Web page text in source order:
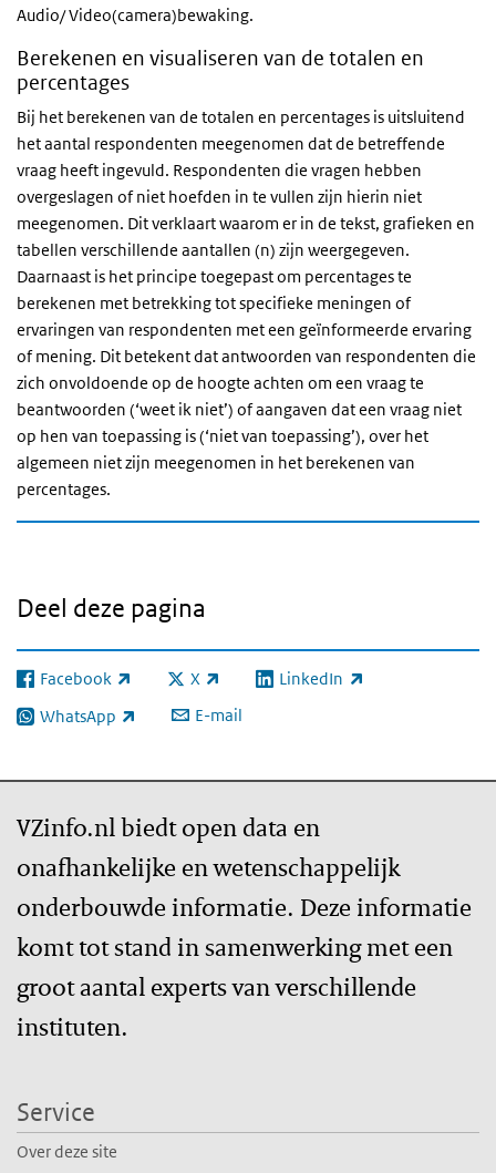
Audio/ Video(camera)bewaking.
Berekenen en visualiseren van de totalen en
percentages
Bij het berekenen van de totalen en percentages is uitsluitend
het aantal respondenten meegenomen dat de betreffende
vraag heeft ingevuld. Respondenten die vragen hebben
overgeslagen of niet hoefden in te vullen zijn hierin niet
meegenomen. Dit verklaart waarom er in de tekst, grafieken en
tabellen verschillende aantallen (n) zijn weergegeven.
Daarnaast is het principe toegepast om percentages te
berekenen met betrekking tot specifieke meningen of
ervaringen van respondenten met een geïnformeerde ervaring
of mening. Dit betekent dat antwoorden van respondenten die
zich onvoldoende op de hoogte achten om een vraag te
beantwoorden (‘weet ik niet’) of aangaven dat een vraag niet
op hen van toepassing is (‘niet van toepassing’), over het
algemeen niet zijn meegenomen in het berekenen van
percentages.
Deel deze pagina
Facebook
(externe link) X
(externe link) LinkedIn
(externe link)
WhatsApp
(externe link) E-mail
VZinfo.nl biedt open data en
onafhankelijke en wetenschappelijk
onderbouwde informatie. Deze informatie
komt tot stand in samenwerking met een
groot aantal experts van verschillende
instituten.
Service
Over deze site